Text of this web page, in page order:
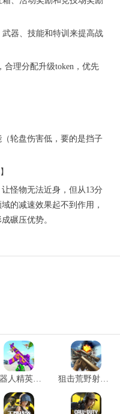
器、技能和特训来提高战
合理分配升级token，优先
轮盘伤害低，要的是挡子
怪物无法近身，但从13分
的减速效果起不到作用，
碾压优势。
机器人精英射击 v2.6 狙击荒野射手 v0.4